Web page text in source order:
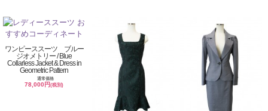
ワンピーススーツ ブルー
ジオメトリー / Blue
Collarless Jacket & Dress in
Geometric Pattern
通常価格
78,000円(税別)